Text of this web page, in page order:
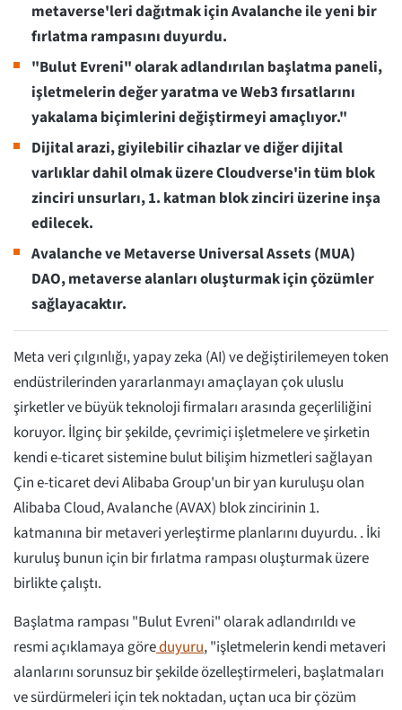
metaverse'leri dağıtmak için Avalanche ile yeni bir
fırlatma rampasını duyurdu.
"Bulut Evreni" olarak adlandırılan başlatma paneli,
işletmelerin değer yaratma ve Web3 fırsatlarını
yakalama biçimlerini değiştirmeyi amaçlıyor."
Dijital arazi, giyilebilir cihazlar ve diğer dijital
varlıklar dahil olmak üzere Cloudverse'in tüm blok
zinciri unsurları, 1. katman blok zinciri üzerine inşa
edilecek.
Avalanche ve Metaverse Universal Assets (MUA)
DAO, metaverse alanları oluşturmak için çözümler
sağlayacaktır.
Meta veri çılgınlığı, yapay zeka (AI) ve değiştirilemeyen token
endüstrilerinden yararlanmayı amaçlayan çok uluslu
şirketler ve büyük teknoloji firmaları arasında geçerliliğini
koruyor. İlginç bir şekilde, çevrimiçi işletmelere ve şirketin
kendi e-ticaret sistemine bulut bilişim hizmetleri sağlayan
Çin e-ticaret devi Alibaba Group'un bir yan kuruluşu olan
Alibaba Cloud, Avalanche (AVAX) blok zincirinin 1.
katmanına bir metaveri yerleştirme planlarını duyurdu. . İki
kuruluş bunun için bir fırlatma rampası oluşturmak üzere
birlikte çalıştı.
Başlatma rampası "Bulut Evreni" olarak adlandırıldı ve
resmi açıklamaya göreduyuru, "işletmelerin kendi metaveri
alanlarını sorunsuz bir şekilde özelleştirmeleri, başlatmaları
ve sürdürmeleri için tek noktadan, uçtan uca bir çözüm